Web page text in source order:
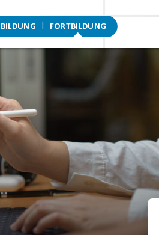
FORTBILDUNG